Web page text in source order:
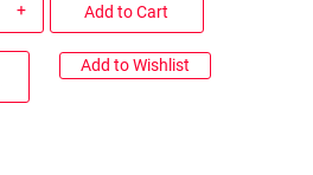
Add to Cart
Add to Wishlist